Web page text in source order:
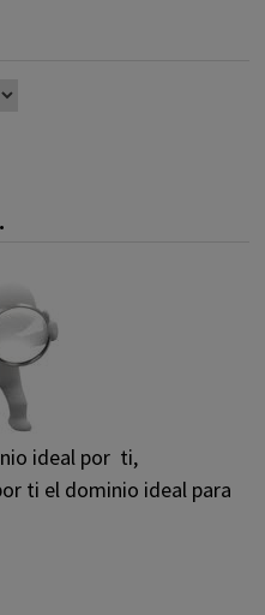
ideal por ti,
ti el dominio ideal para